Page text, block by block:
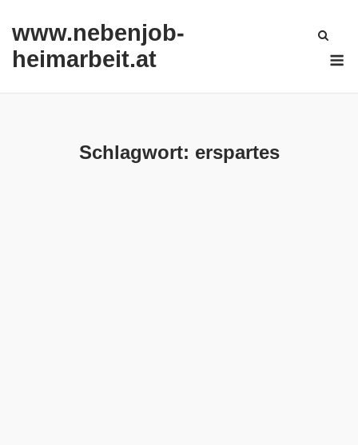
content
www.nebenjob-
heimarbeit.at
Schlagwort: erspartes